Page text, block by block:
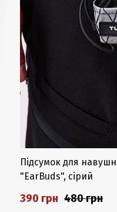
Підсумок для
"EarBuds", сірий
390 грн 480 грн